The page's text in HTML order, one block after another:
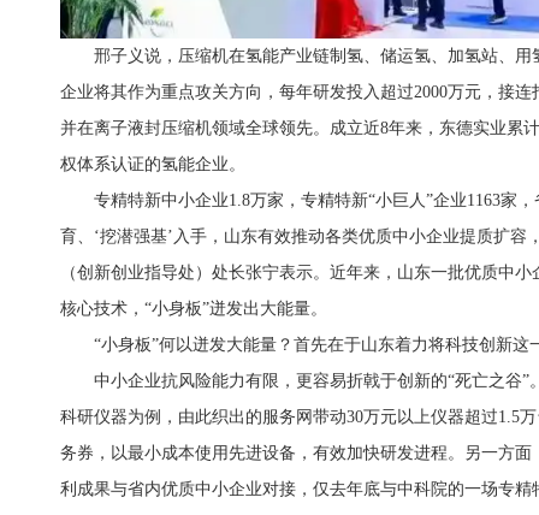
邢子义说，压缩机在氢能产业链制氢、储运氢、加氢站、
企业将其作为重点攻关方向，每年研发投入超过2000万元，接
并在离子液封压缩机领域全球领先。成立近8年来，东德实业累
权体系认证的氢能企业。
专精特新中小企业1.8万家，专精特新“小巨人”企业1163家
育、‘挖潜强基’入手，山东有效推动各类优质中小企业提质扩
（创新创业指导处）处长张宁表示。近年来，山东一批优质中
核心技术，“小身板”迸发出大能量。
“小身板”何以迸发大能量？首先在于山东着力将科技创新这
中小企业抗风险能力有限，更容易折戟于创新的“死亡之谷
科研仪器为例，由此织出的服务网带动30万元以上仪器超过1.5
务券，以最小成本使用先进设备，有效加快研发进程。另一方
利成果与省内优质中小企业对接，仅去年底与中科院的一场专